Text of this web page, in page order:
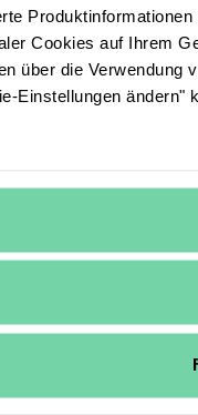
Cookies auf Ihrem
über die Verwendung
Einstellungen ändern"